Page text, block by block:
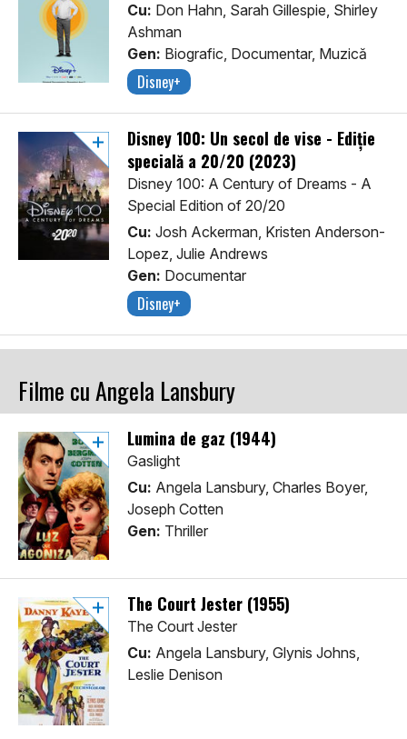
Cu: Don Hahn, Sarah Gillespie, Shirley
Ashman
Gen: Biografic, Documentar, Muzică
Disney+
Disney 100: Un secol de vise - Ediție
specială a 20/20 (2023)
Disney 100: A Century of Dreams - A
Special Edition of 20/20
Cu: Josh Ackerman, Kristen Anderson-
Lopez, Julie Andrews
Gen: Documentar
Disney+
Filme cu Angela Lansbury
Lumina de gaz (1944)
Gaslight
Cu: Angela Lansbury, Charles Boyer,
Joseph Cotten
Gen: Thriller
The Court Jester (1955)
The Court Jester
Cu: Angela Lansbury, Glynis Johns,
Leslie Denison